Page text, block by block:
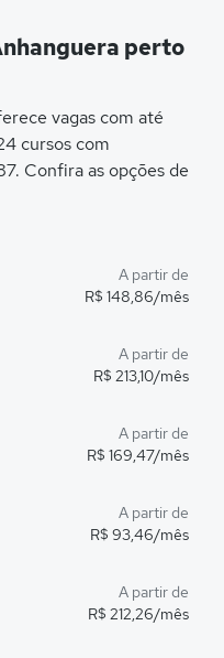
perto
vagas com até
cursos com
Confira as opções de
A partir de
R$ 148,86/mês
A partir de
R$ 213,10/mês
A partir de
R$ 169,47/mês
A partir de
R$ 93,46/mês
A partir de
R$ 212,26/mês